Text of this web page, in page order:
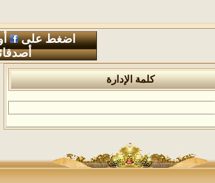
اضغط على
كلمة الإدارة